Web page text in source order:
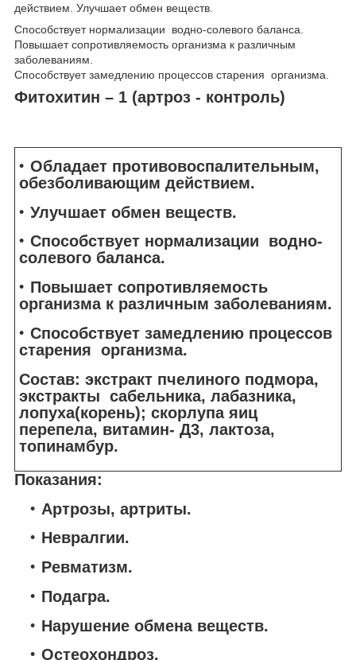
действием. Улучшает обмен веществ.
Способствует нормализации водно-солевого баланса.
Повышает сопротивляемость организма к различным
заболеваниям.
Способствует замедлению процессов старения организма.
Фитохитин – 1 (артроз - контроль)
Обладает противовоспалительным,
обезболивающим действием.
Улучшает обмен веществ.
Способствует нормализации водно-
солевого баланса.
Повышает сопротивляемость
организма к различным заболеваниям.
Способствует замедлению процессов
старения организма.
Состав: экстракт пчелиного подмора,
экстракты сабельника, лабазника,
лопуха(корень); скорлупа яиц
перепела, витамин- Д3, лактоза,
топинамбур.
Показания:
Артрозы, артриты.
Невралгии.
Ревматизм.
Подагра.
Нарушение обмена веществ.
Остеохондроз.